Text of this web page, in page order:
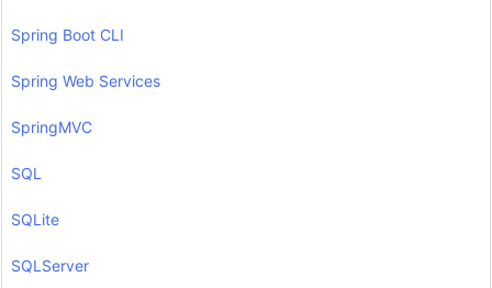
Spring Boot CLI
Spring Web Services
SpringMVC
SQL
SQLite
SQLServer